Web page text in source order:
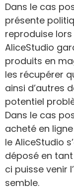
Dans le cas
présente
reproduise
AliceStudio
produits en
les récupérer
ainsi d’autres
potentiel
Dans le cas
acheté en
le AliceStudio
déposé en
ci puisse venir
semble.